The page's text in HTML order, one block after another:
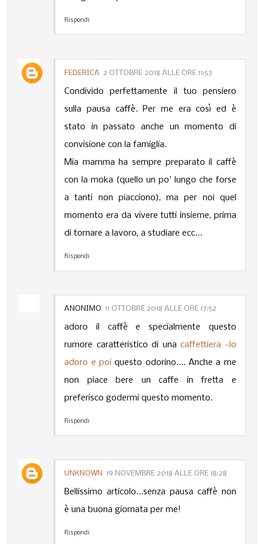
Rispondi
FEDERICA 2 OTTOBRE 2018 ALLE ORE 11:53
Condivido perfettamente il tuo pensiero
sulla pausa caffè. Per me era così ed è
stato in passato anche un momento di
convisione con la famiglia.
Mia mamma ha sempre preparato il caffè
con la moka (quello un po' lungo che forse
a tanti non piacciono), ma per noi quel
momento era da vivere tutti insieme, prima
di tornare a lavoro, a studiare ecc...
Rispondi
ANONIMO 11 OTTOBRE 2018 ALLE ORE 17:52
adoro il caffè e specialmente questo
rumore caratteristico di unacaffettiera -lo
adoro e poiquesto odorino.... Anche a me
non piace bere un caffe in fretta e
preferisco godermi questo momento.
Rispondi
UNKNOWN 19 NOVEMBRE 2018 ALLE ORE 18:28
Bellissimo articolo...senza pausa caffè non
è una buona giornata per me!
Rispondi